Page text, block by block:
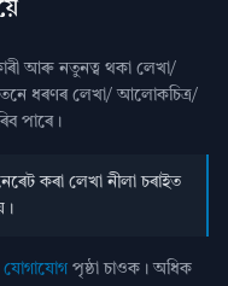
আৰু নতুনত্ব থকা লেখা/
ধৰণৰ লেখা/ আলোকচিত্ৰ/
পাৰে।
কৰা লেখা নীলা চৰাইত
যোগাযোগ পৃষ্ঠা চাওক। অধিক